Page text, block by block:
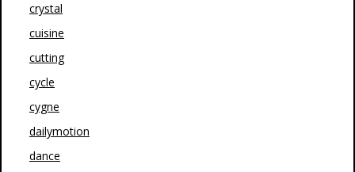
crystal
cuisine
cutting
cycle
cygne
dailymotion
dance